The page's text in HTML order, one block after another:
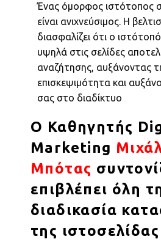
Ένας όμορφος ιστότοπος
είναι ανιχνεύσιμος. Η
διασφαλίζει ότι ο
υψηλά στις σελίδες
αναζήτησης, αυξάνοντας
επισκεψιμότητα και
σας στο διαδίκτυο
Ο Καθηγητής
Marketing
Μπότας
επιβλέπει όλη
διαδικασία
της